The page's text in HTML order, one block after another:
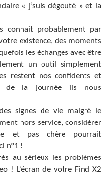
« j’suis dégouté » et la
connait probablement par
existence, des moments
les échanges avec être
un outil simplement
restent nos confidents et
de la journée ils nous
signes de vie malgré le
hors service, considérer
et pas chère pourrait
n°1 !
au sérieux les problèmes
! L’écran de votre Find X2